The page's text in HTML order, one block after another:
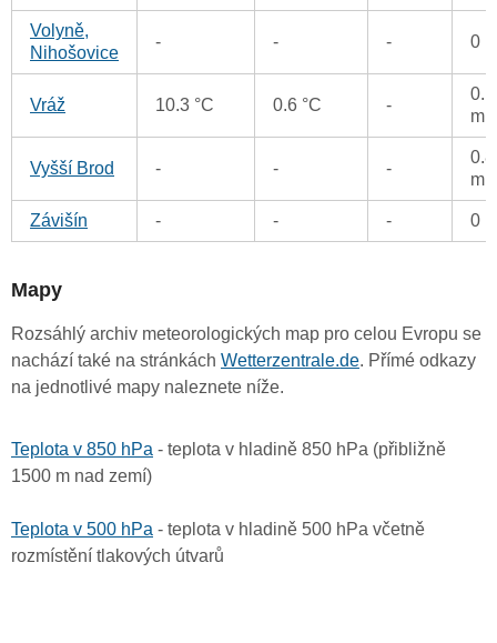
Volyně,
Nihošovice
- - - 0
Vráž 10.3 °C 0.6 °C -
0.1
Vyšší Brod - - -
0.8
Závišín - - - 0
Mapy
Rozsáhlý archiv meteorologických map pro celou Evropu se
nachází také na stránkách Wetterzentrale.de. Přímé odkazy
na jednotlivé mapy naleznete níže.
Teplota v 850 hPa - teplota v hladině 850 hPa (přibližně
1500 m nad zemí)
Teplota v 500 hPa - teplota v hladině 500 hPa včetně
rozmístění tlakových útvarů